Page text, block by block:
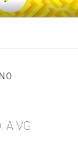
A VG